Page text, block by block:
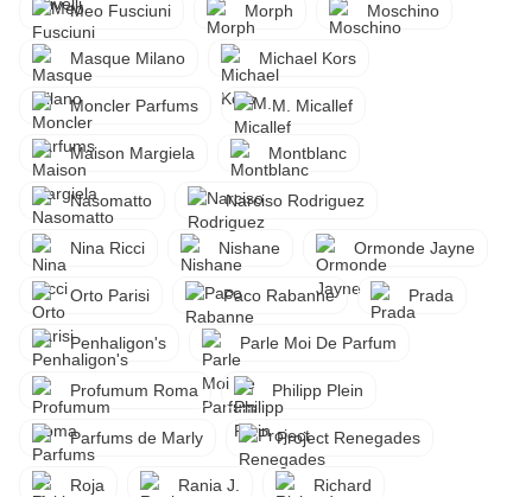
Meo Fusciuni Morph Moschino
Masque Milano Michael Kors
Moncler Parfums M. Micallef
Maison Margiela Montblanc
Nasomatto Narciso Rodriguez
Nina Ricci Nishane Ormonde Jayne
Orto Parisi Paco Rabanne Prada
Penhaligon's Parle Moi De Parfum
Profumum Roma Philipp Plein
Parfums de Marly Project Renegades
Roja Rania J. Richard